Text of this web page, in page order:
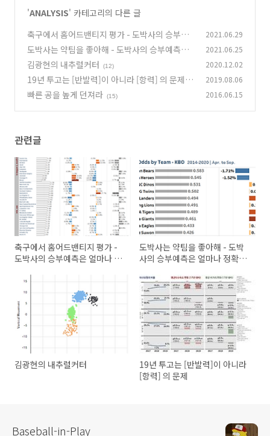
'ANALYSIS' 카테고리의 다른 글
축구에서 홈어드밴티지 평가 - 도박사의 승부예
측은 얼마나 정확할까 #3
(15)
2021.06.29
도박사는 약팀을 좋아해 - 도박사의 승부예측은
얼마나 정확할까 #1
(170)
2021.06.25
김광현의 내추럴커터 (12) 2020.12.02
19년 투고는 [반발력]이 아니라 [항력] 의 문제
(1
5)
2019.08.06
빠른 공을 높게 던져라 (15) 2016.06.15
관련글
축구에서 홈어드밴티지 평가 -
도박사의 승부예측은 얼마나 정
도박사는 약팀을 좋아해 - 도박
사의 승부예측은 얼마나 정확할
김광현의 내추럴커터
19년 투고는 [반발력]이 아니라
[항력] 의 문제
Baseball-in-Play